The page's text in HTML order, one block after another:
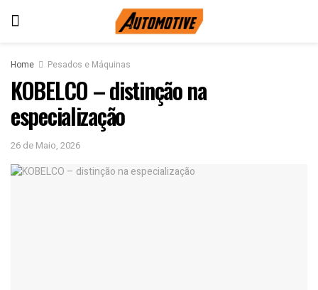
Home Pesados e Máquinas
KOBELCO – distinção na
especialização
26 de Maio, 2026